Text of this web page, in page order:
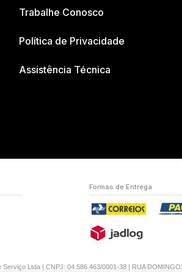
Trabalhe Conosco
Política de Privacidade
Assistência Técnica
Formas de Entrega
Serviço Ltda | CNPJ: 04.586.463/0001-38 | RUA